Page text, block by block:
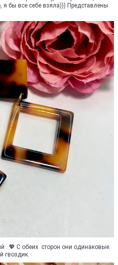
я бы все себе взяла))) Представлены
. 💖 С обеих сторон они одинаковые.
гвоздик.